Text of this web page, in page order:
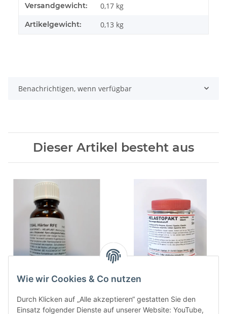
Versandgewicht: 0,17 kg
Artikelgewicht: 0,13 kg
Benachrichtigen, wenn verfügbar
Dieser Artikel besteht aus
1xELASTOSAL HÄRTER RFE
Wassersportklebstoff /
4,62 €*
1xHELASTOPAKT 50ml Dose
Wassersportklebstoff
10,08 €*
Wie wir Cookies & Co nutzen
Durch Klicken auf „Alle akzeptieren“ gestatten Sie den
Einsatz folgender Dienste auf unserer Website: YouTube,